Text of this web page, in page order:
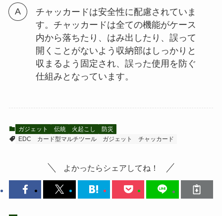
チャッカードは安全性に配慮されていま
す。チャッカードは全ての機能がケース
内から落ちたり、はみ出したり、誤って
開くことがないよう収納部はしっかりと
収まるよう固定され、誤った使用を防ぐ
仕組みとなっています。
ガジェット 伝統 火起こし
防災
EDC
カード型マルチツール ガジェット チャッカード
よかったらシェアしてね！